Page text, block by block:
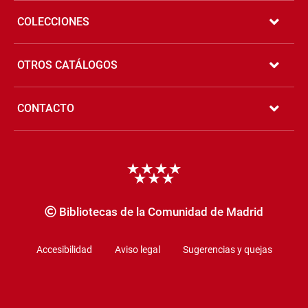
COLECCIONES
OTROS CATÁLOGOS
CONTACTO
Bibliotecas de la Comunidad de Madrid
Accesibilidad Aviso legal Sugerencias y quejas